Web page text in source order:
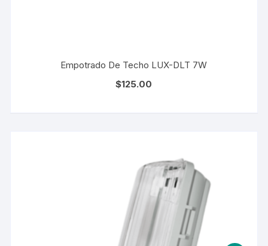
Empotrado De Techo LUX-DLT 7W
$125.00